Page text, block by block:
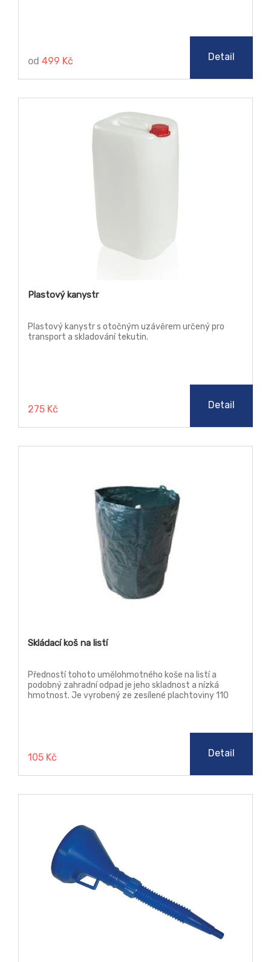
od 499 Kč Detail
Plastový kanystr
Plastový kanystr s otočným uzávěrem určený pro
transport a skladování tekutin.
275 Kč Detail
Skládací koš na listí
Předností tohoto umělohmotného koše na listí a
podobný zahradní odpad je jeho skladnost a nízká
hmotnost. Je vyrobený ze zesílené plachtoviny 110
105 Kč Detail